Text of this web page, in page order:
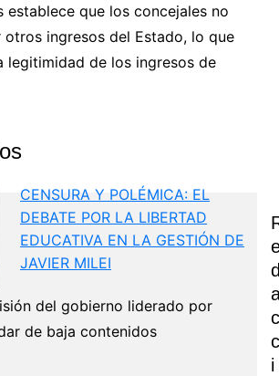
establece que los concejales no
otros ingresos del Estado, lo que
legitimidad de los ingresos de
CENSURA Y POLÉMICA: EL
DEBATE POR LA LIBERTAD
EDUCATIVA EN LA GESTIÓN DE
JAVIER MILEI
del gobierno liderado por
de baja contenidos
I